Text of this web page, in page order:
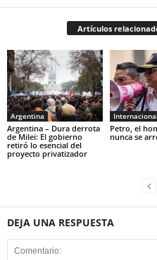
Artículos
Argentina
Argentina – Dura derrota
de Milei: El gobierno
retiró lo esencial del
proyecto privatizador
Internacional
Petro, el
nunca se
DEJA UNA RESPUESTA